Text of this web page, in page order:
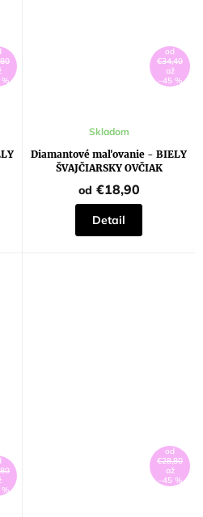
od
€34,40
až
–45 %
Diamantové maľovanie - BIELY
ŠVAJČIARSKY OVČIAK
Skladom
od €18,90
Detail
od
€28,80
až
–45 %